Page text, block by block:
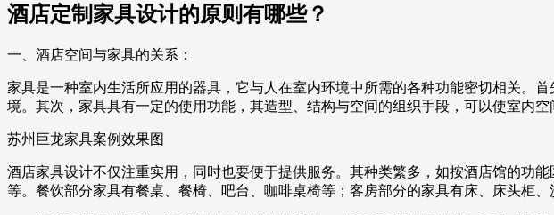
酒店定制家具设计的原则有哪些？
一、酒店空间与家具的关系：
家具是一种室内生活所应用的器具，它与人在室内环境中所需的各种功能密切相关。
境。其次，家具具有一定的使用功能，其造型、结构与空间的组织手段，可以使室内空
苏州巨龙家具案例效果图
酒店家具设计不仅注重实用，同时也要便于提供服务。其种类繁多，如按酒店馆的功
等。餐饮部分家具有餐桌、餐椅、吧台、咖啡桌椅等；客房部分的家具有床、床头柜